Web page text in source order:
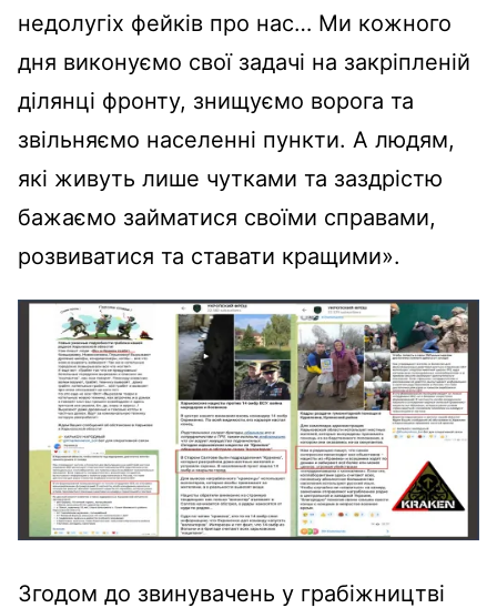
недолугіх фейків про нас… Ми кожного
дня виконуємо свої задачі на закріпленій
ділянці фронту, знищуємо ворога та
звільняємо населенні пункти. А людям,
які живуть лише чутками та заздрістю
бажаємо займатися своїми справами,
розвиватися та ставати кращими».
Згодом до звинувачень у грабіжництві